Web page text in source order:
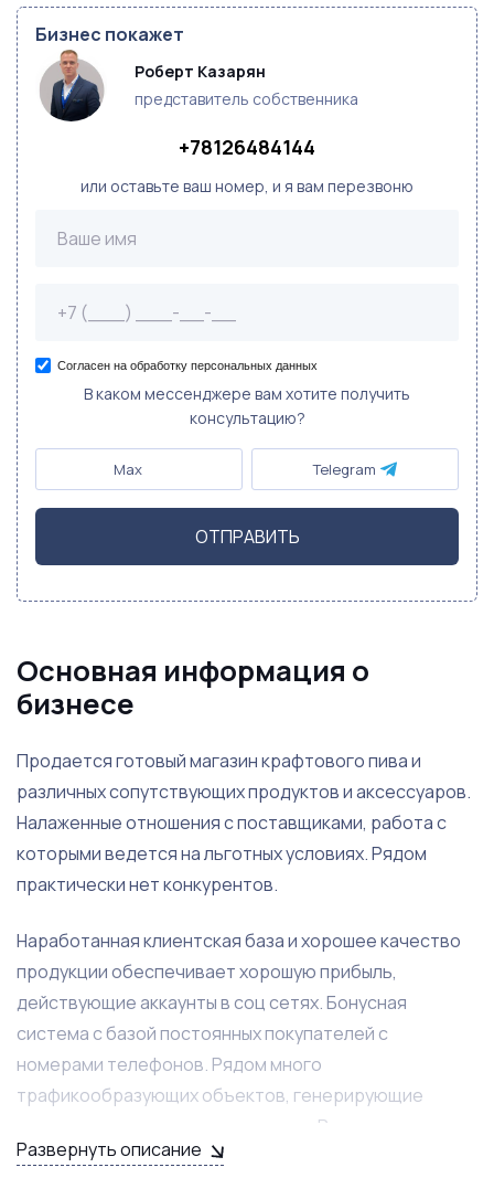
Бизнес покажет
Роберт Казарян
представитель собственника
+78126484144
или оставьте ваш номер, и я вам перезвоню
Согласен на обработку персональных данных
В каком мессенджере вам хотите получить
консультацию?
Max Telegram
ОТПРАВИТЬ
Основная информация о
бизнесе
Продается готовый магазин крафтового пива и
различных сопутствующих продуктов и аксессуаров.
Налаженные отношения с поставщиками, работа с
которыми ведется на льготных условиях. Рядом
практически нет конкурентов.
Наработанная клиентская база и хорошее качество
продукции обеспечивает хорошую прибыль,
действующие аккаунты в соц сетях. Бонусная
система с базой постоянных покупателей с
номерами телефонов. Рядом много
трафикообразующих объектов, генерирующие
дополнительные потоки клиентов. Расположен в
густонаселенном районе.
Развернуть описание